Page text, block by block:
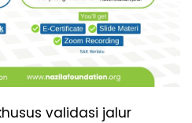
validasi jalur